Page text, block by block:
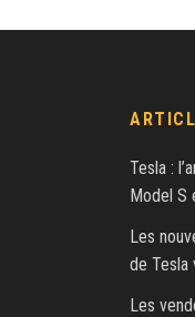
Tesla :
Model S
Les
de Tesla
Les